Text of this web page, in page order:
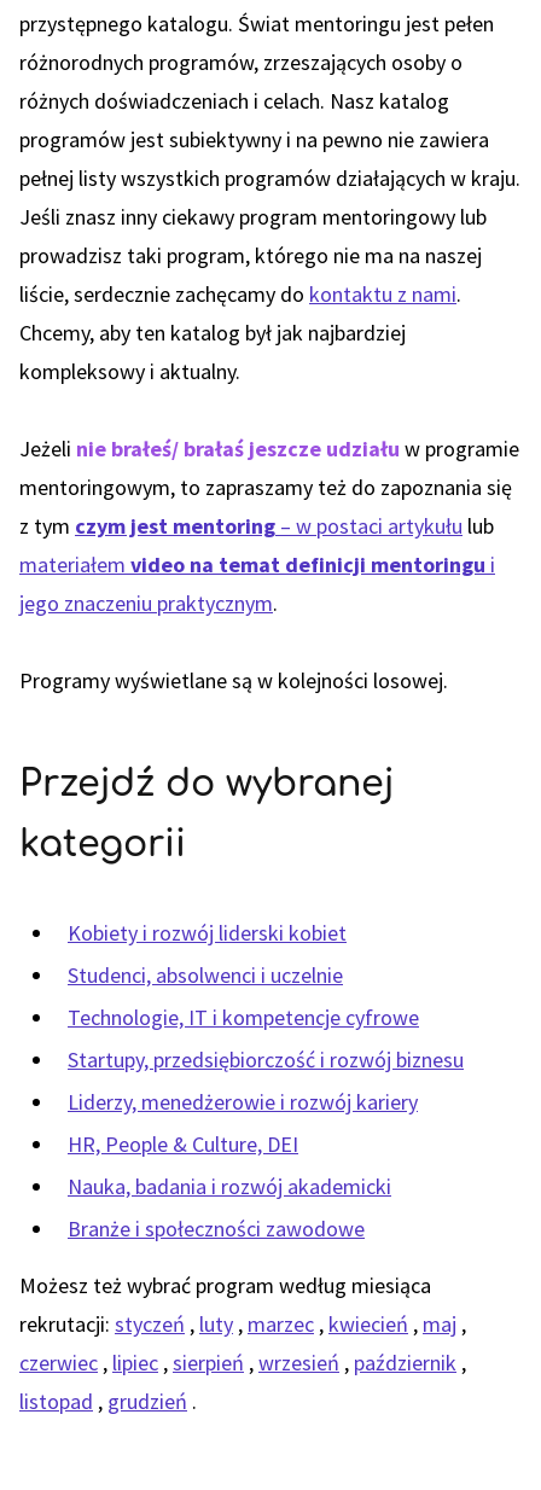
przystępnego katalogu. Świat mentoringu jest pełen
różnorodnych programów, zrzeszających osoby o
różnych doświadczeniach i celach. Nasz katalog
programów jest subiektywny i na pewno nie zawiera
pełnej listy wszystkich programów działających w kraju.
Jeśli znasz inny ciekawy program mentoringowy lub
prowadzisz taki program, którego nie ma na naszej
liście, serdecznie zachęcamy do kontaktu z nami.
Chcemy, aby ten katalog był jak najbardziej
kompleksowy i aktualny.
Jeżeli nie brałeś/ brałaś jeszcze udziału w programie
mentoringowym, to zapraszamy też do zapoznania się
z tym czym jest mentoring – w postaci artykułu lub
materiałem video na temat definicji mentoringu i
jego znaczeniu praktycznym.
Programy wyświetlane są w kolejności losowej.
Przejdź do wybranej
kategorii
Kobiety i rozwój liderski kobiet
Studenci, absolwenci i uczelnie
Technologie, IT i kompetencje cyfrowe
Startupy, przedsiębiorczość i rozwój biznesu
Liderzy, menedżerowie i rozwój kariery
HR, People & Culture, DEI
Nauka, badania i rozwój akademicki
Branże i społeczności zawodowe
Możesz też wybrać program według miesiąca
rekrutacji: styczeń , luty , marzec , kwiecień , maj ,
czerwiec , lipiec ,sierpień ,wrzesień , październik ,
listopad , grudzień .